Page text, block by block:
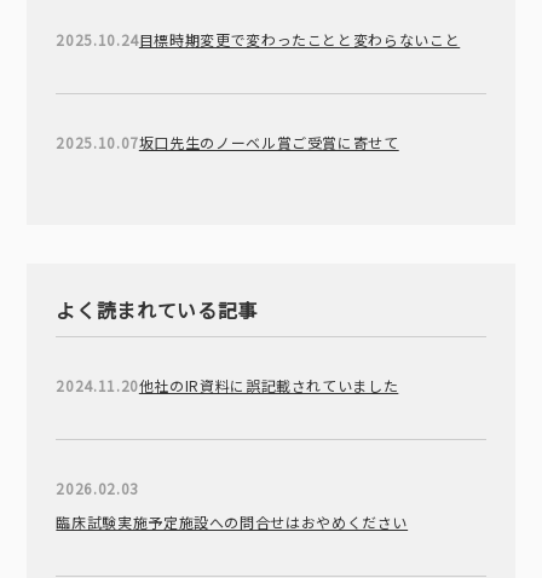
2025.10.24目標時期変更で変わったことと変わらないこと
2025.10.07坂口先生のノーベル賞ご受賞に寄せて
よく読まれている記事
2024.11.20他社のIR資料に誤記載されていました
2026.02.03
臨床試験実施予定施設への問合せはおやめください